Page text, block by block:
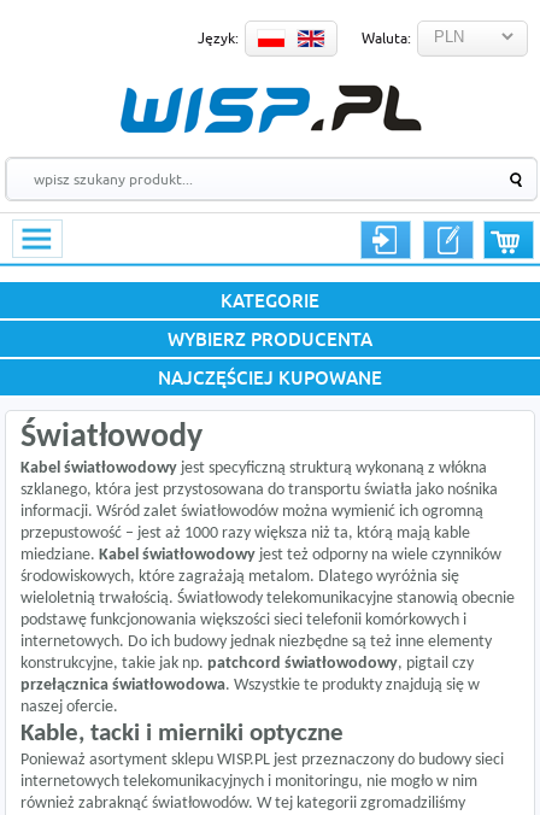
Język: Waluta:
KATEGORIE
WYBIERZ PRODUCENTA
NAJCZĘŚCIEJ KUPOWANE
Światłowody
Kabel światłowodowy jest specyficzną strukturą wykonaną z włókna
szklanego, która jest przystosowana do transportu światła jako nośnika
informacji. Wśród zalet światłowodów można wymienić ich ogromną
przepustowość – jest aż 1000 razy większa niż ta, którą mają kable
miedziane.Kabel światłowodowy jest też odporny na wiele czynników
środowiskowych, które zagrażają metalom. Dlatego wyróżnia się
wieloletnią trwałością. Światłowody telekomunikacyjne stanowią obecnie
podstawę funkcjonowania większości sieci telefonii komórkowych i
internetowych. Do ich budowy jednak niezbędne są też inne elementy
konstrukcyjne, takie jak np.patchcord światłowodowy, pigtail czy
przełącznica światłowodowa. Wszystkie te produkty znajdują się w
naszej ofercie.
Kable, tacki i mierniki optyczne
Ponieważ asortyment sklepu WISP.PL jest przeznaczony do budowy sieci
internetowych telekomunikacyjnych i monitoringu, nie mogło w nim
również zabraknąć światłowodów. W tej kategorii zgromadziliśmy